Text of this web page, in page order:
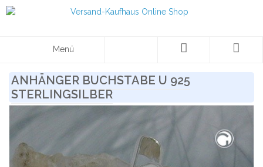
Menü
ANHÄNGER BUCHSTABE U 925
STERLINGSILBER